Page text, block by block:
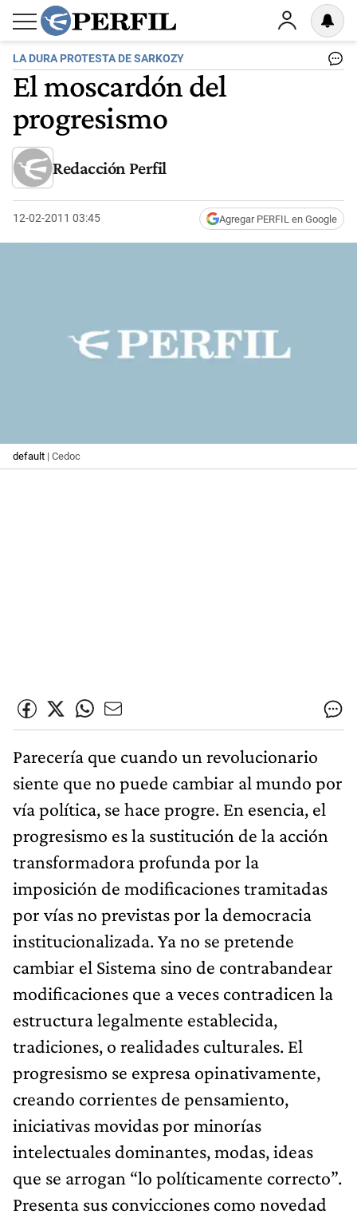
LA DURA PROTESTA DE SARKOZY
El moscardón del
progresismo
Redacción Perfil
12-02-2011 03:45 Agregar PERFIL en Google
default | Cedoc
Parecería que cuando un revolucionario
siente que no puede cambiar al mundo por
vía política, se hace progre. En esencia, el
progresismo es la sustitución de la acción
transformadora profunda por la
imposición de modificaciones tramitadas
por vías no previstas por la democracia
institucionalizada. Ya no se pretende
cambiar el Sistema sino de contrabandear
modificaciones que a veces contradicen la
estructura legalmente establecida,
tradiciones, o realidades culturales. El
progresismo se expresa opinativamente,
creando corrientes de pensamiento,
iniciativas movidas por minorías
intelectuales dominantes, modas, ideas
que se arrogan “lo políticamente correcto”.
Presenta sus convicciones como novedad